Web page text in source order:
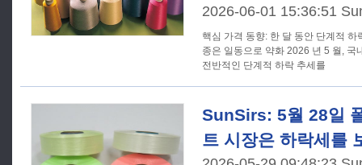
2026-06-01 15:36:51
핵심 가격 동향: 한 달 동안 단계적
종은 일동으로 약화 2026 년 5 월, 국내 폴리아미드 필라멘트 시장은
전반적인 단계적 하락 추세를
SunSirs: 5월 28일
트 시장은 하락세를